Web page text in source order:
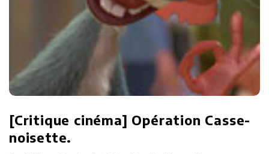
[Critique cinéma] Opération Casse-
noisette.